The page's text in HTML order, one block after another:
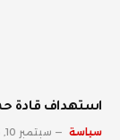
استهداف قادة
سياسة سبتمبر 10, 2025